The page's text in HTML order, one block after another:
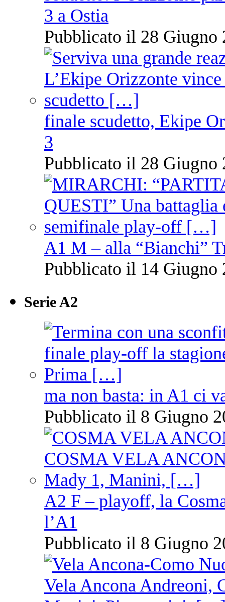
3 a Ostia
Pubblicato il 28 Giugno
finale scudetto, Ekipe
3
Pubblicato il 28 Giugno
A1 M – alla “Bianchi”
Pubblicato il 14 Giugno
Serie A2
ma non basta: in A1 ci
Pubblicato il 8 Giugno
A2 F – playoff, la
l’A1
Pubblicato il 8 Giugno